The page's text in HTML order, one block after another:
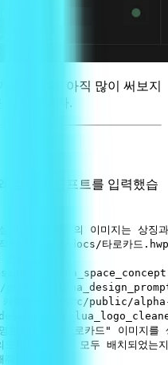
능합니다. 아직 많이 써보지
강점입니다.
같은 프롬프트를 입력했습
어. 타로카드의 이미지는 상징
적힌 @/taro/docs/타로카드
저 읽어.
prompt/
캐릭터는 @/src/public/
한 9:16 "타로카드" 이미지를
한 오브제가 모두 배치되었는